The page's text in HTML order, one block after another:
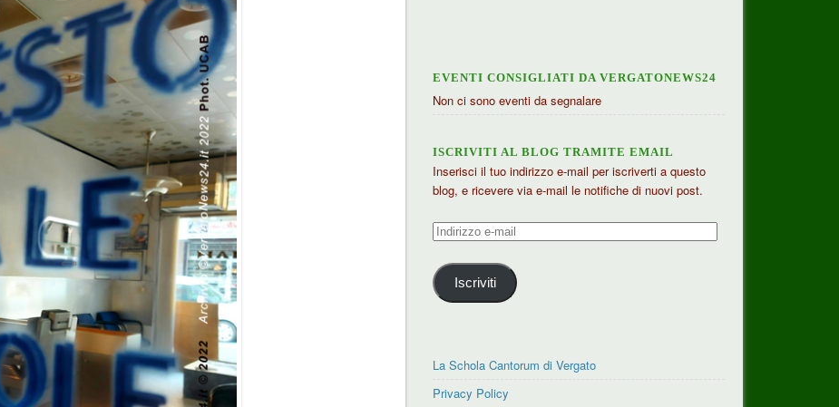
EVENTI CONSIGLIATI DA VERGATONEWS24
Non ci sono eventi da segnalare
ISCRIVITI AL BLOG TRAMITE EMAIL
Inserisci il tuo indirizzo e-mail per iscriverti a questo
blog, e ricevere via e-mail le notifiche di nuovi post.
Indirizzo
mail
Iscriviti
La Schola Cantorum di Vergato
Privacy Policy